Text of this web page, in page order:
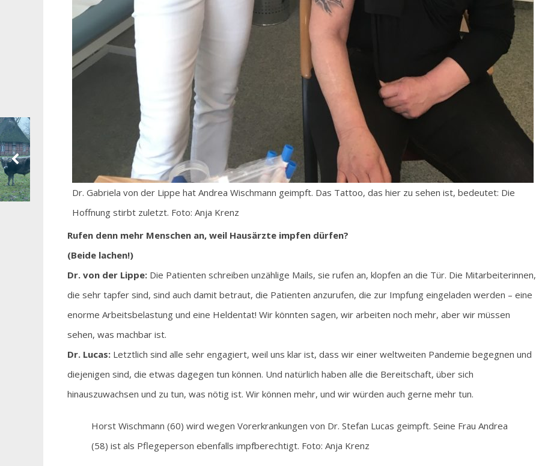
Dr. Gabriela von der Lippe hat Andrea Wischmann geimpft. Das Tattoo, das hier zu sehen ist, bedeutet: Die
Hoffnung stirbt zuletzt. Foto: Anja Krenz
Rufen denn mehr Menschen an, weil Hausärzte impfen dürfen?
(Beide lachen!)
Dr. von der Lippe: Die Patienten schreiben unzählige Mails, sie rufen an, klopfen an die Tür. Die Mitarbeiterinnen,
die sehr tapfer sind, sind auch damit betraut, die Patienten anzurufen, die zur Impfung eingeladen werden – eine
enorme Arbeitsbelastung und eine Heldentat! Wir könnten sagen, wir arbeiten noch mehr, aber wir müssen
sehen, was machbar ist.
Dr. Lucas: Letztlich sind alle sehr engagiert, weil uns klar ist, dass wir einer weltweiten Pandemie begegnen und
diejenigen sind, die etwas dagegen tun können. Und natürlich haben alle die Bereitschaft, über sich
hinauszuwachsen und zu tun, was nötig ist. Wir können mehr, und wir würden auch gerne mehr tun.
Horst Wischmann (60) wird wegen Vorerkrankungen von Dr. Stefan Lucas geimpft. Seine Frau Andrea
(58) ist als Pflegeperson ebenfalls impfberechtigt. Foto: Anja Krenz